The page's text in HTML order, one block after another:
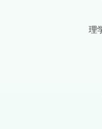
理